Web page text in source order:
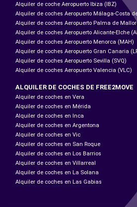
Alquiler de coche Aeropuerto Ibiza (IBZ)
Alquiler de coches Aeropuerto Málaga-Costa
Alquiler de coches Aeropuerto Palma de
Alquiler de coches Aeropuerto Alicante-Elche
Alquiler de coches Aeropuerto Menorca (MAH)
Alquiler de coches Aeropuerto Gran Canaria
Alquiler de coches Aeropuerto Sevilla (SVQ)
Alquiler de coches Aeropuerto Valencia (VLC)
ALQUILER DE COCHES DE FREE2MOVE
Alquiler de coches en Vera
Alquiler de coches en Mérida
Alquiler de coches en Inca
Alquiler de coches en Argentona
Alquiler de coches en Vic
Alquiler de coches en San Roque
Alquiler de coches en Los Barrios
Alquiler de coches en Villarreal
Alquiler de coches en La Solana
Alquiler de coches en Las Gabias